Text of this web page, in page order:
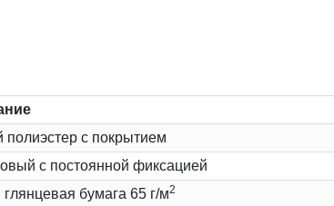
полиэстер с покрытием
с постоянной фиксацией
глянцевая бумага 65 г/м2